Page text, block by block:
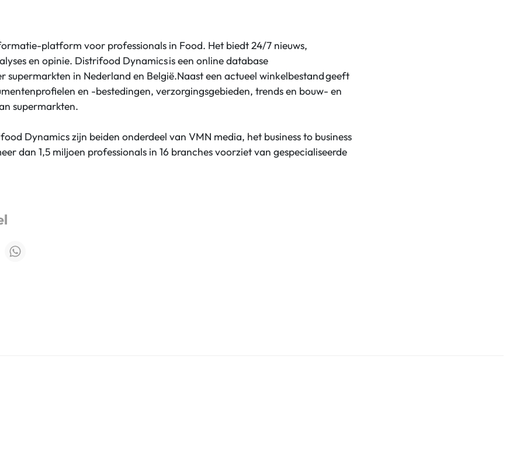
platform voor professionals in Food. Het biedt 24/7 nieuws,
en opinie. Distrifood Dynamics is een online database
supermarkten in Nederland en België.Naast een actueel winkelbestand geeft
en -bestedingen, verzorgingsgebieden, trends en bouw- en
supermarkten.
Dynamics zijn beiden onderdeel van VMN media, het business to business
dan 1,5 miljoen professionals in 16 branches voorziet van gespecialiseerde